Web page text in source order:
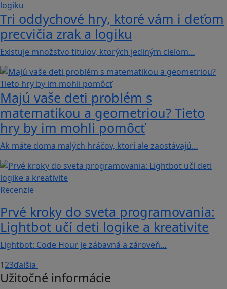
Tri oddychové hry, ktoré vám i deťom
precvičia zrak a logiku
Existuje množstvo titulov, ktorých jediným cieľom…
Majú vaše deti problém s
matematikou a geometriou? Tieto
hry by im mohli pomôcť
Ak máte doma malých hráčov, ktorí ale zaostávajú…
Recenzie
Prvé kroky do sveta programovania:
Lightbot učí deti logike a kreativite
Lightbot: Code Hour je zábavná a zároveň…
123ďalšia
Užitočné informácie